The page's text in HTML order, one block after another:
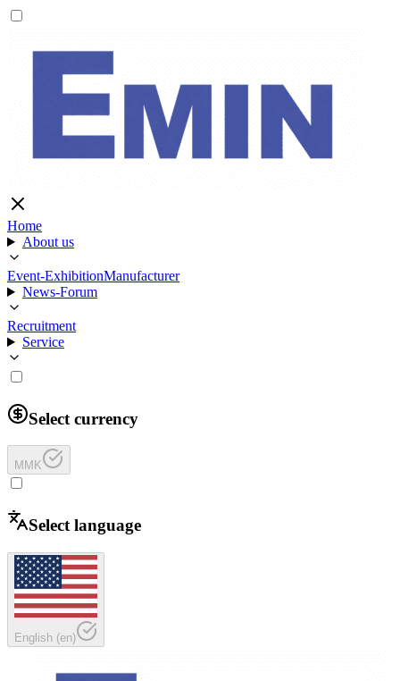
Home
About us
Event-ExhibitionManufacturer
News-Forum
Recruitment
Service
Select currency
MMK
Select language
English (en)